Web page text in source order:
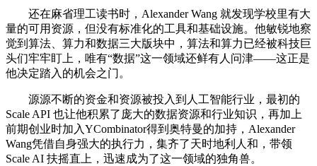
还在麻省理工读书时，Alexander Wang 就发现学校里有大
量的可用资源，但没有标准化的工具和基础设施。他敏锐地察
觉到算法、算力和数据三大版块中，算法和算力已经被科技巨
头们牢牢盯上，唯有“数据”这一领域还鲜有人问津——这正是
他决定踏入的机会之门。
源源不断的资金和资源被投入到人工智能行业，最初的
Scale API 也让他积累了庞大的数据资源和行业知识，再加上
前期创业时加入YCombinator得到奥特曼的加持，Alexander
Wang凭借自身强大的执行力，集齐了天时地利人和，带领
Scale AI 扶摇直上，迅速成为了这一领域的独角兽。